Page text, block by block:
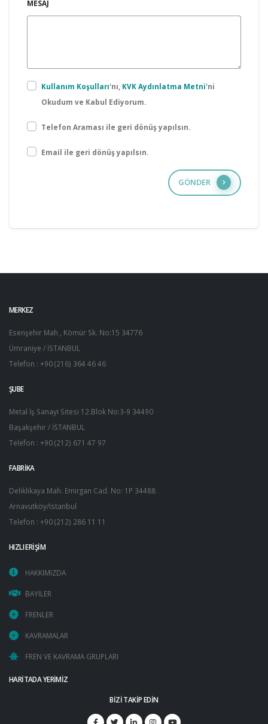
MESAJ
Kullanım Koşulları'nı, KVK Aydınlatma Metni'ni
Okudum ve Kabul Ediyorum.
Telefon Araması ile geri dönüş yapılsın.
Email ile geri dönüş yapılsın.
GÖNDER
MERKEZ
Esenşehir Mah , Kömür Sk. No:15 34776
Ümraniye / İSTANBUL
Telefon : +90 (216) 364 46 46
ŞUBE
Metal İş Sanayi Sitesi 12.Blok No:3-9 34490
Başakşehir / İSTANBUL
Telefon : +90 (212) 671 47 97
FABRİKA
Deliklikaya Mah. Emirgan Cad. No: 1P 34488
Arnavutköy/İstanbul
Telefon : +90 (212) 286 11 11
HIZLI ERİŞİM
HAKKIMIZDA
BAYİLER
FRENLER
KAVRAMALAR
FREN VE KAVRAMA GRUPLARI
HARİTADA YERİMİZ
BİZİ TAKİP EDİN